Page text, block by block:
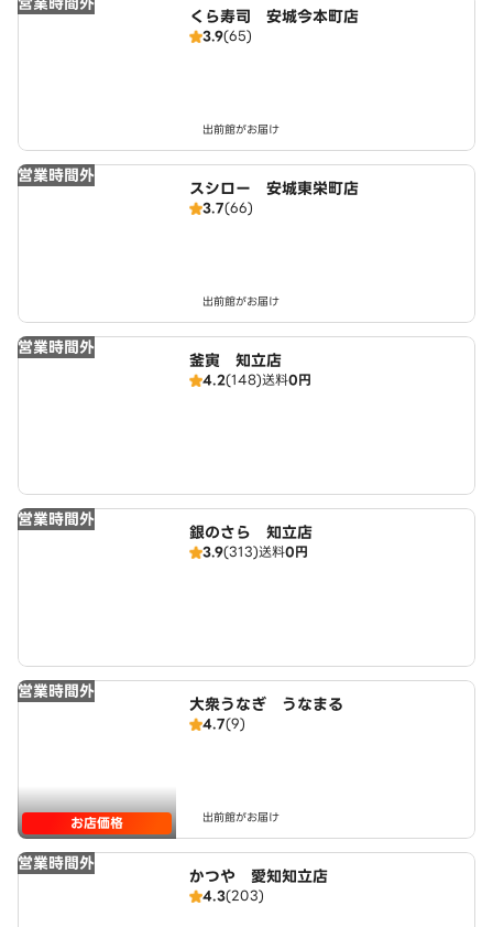
くら寿司 安城今本町店
3.9(65)
出前館がお届け
営業時間外
スシロー 安城東栄町店
3.7(66)
出前館がお届け
営業時間外
釜寅 知立店
4.2(148)送料0円
営業時間外
銀のさら 知立店
3.9(313)送料0円
営業時間外
お店価格
大衆うなぎ うなまる
4.7(9)
出前館がお届け
営業時間外
かつや 愛知知立店
4.3(203)